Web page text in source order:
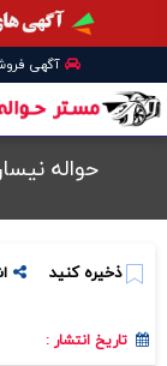
آگهی
حواله نیسان
ذخیره کنید
تاریخ انتشار :